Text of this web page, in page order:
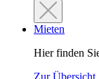
Mieten
Hier finden
Zur Übersicht